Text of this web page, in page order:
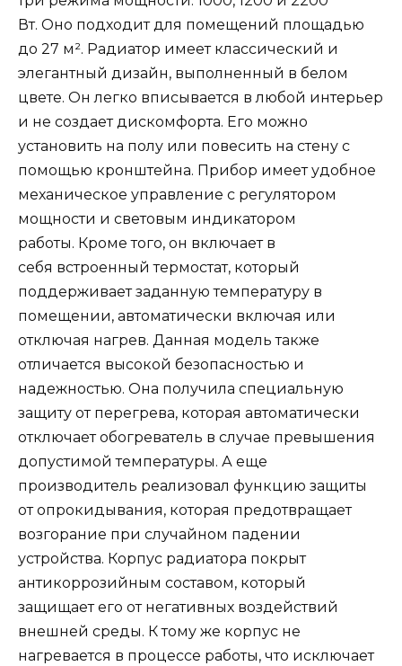
Вт. Оно подходит для помещений площадью
до 27 м². Радиатор имеет классический и
элегантный дизайн, выполненный в белом
цвете. Он легко вписывается в любой интерьер
и не создает дискомфорта. Его можно
установить на полу или повесить на стену с
помощью кронштейна. Прибор имеет удобное
механическое управление с регулятором
мощности и световым индикатором
работы. Кроме того, он включает в
себя встроенный термостат, который
поддерживает заданную температуру в
помещении, автоматически включая или
отключая нагрев. Данная модель также
отличается высокой безопасностью и
надежностью. Она получила специальную
защиту от перегрева, которая автоматически
отключает обогреватель в случае превышения
допустимой температуры. А еще
производитель реализовал функцию защиты
от опрокидывания, которая предотвращает
возгорание при случайном падении
устройства. Корпус радиатора покрыт
антикоррозийным составом, который
защищает его от негативных воздействий
внешней среды. К тому же корпус не
нагревается в процессе работы, что исключает